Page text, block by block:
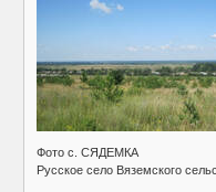
Фото c. СЯДЕМКА
Русское село Вяземского